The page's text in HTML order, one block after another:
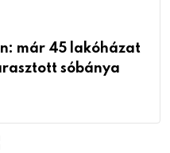
már 45 lakóházat
sóbánya